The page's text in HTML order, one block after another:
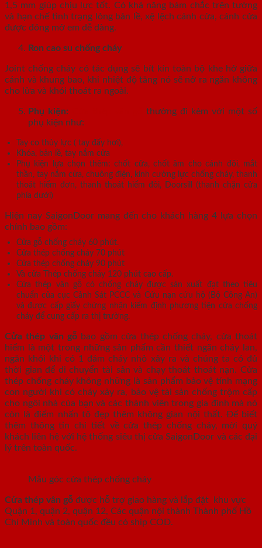
1,5 mm giúp chịu lực tốt. Có khả năng bám chắc trên tường
và hạn chế tình trạng lỏng bản lề, xệ lệch cánh cửa, cánh cửa
được đóng mở em dễ dàng.
Ron cao su chống cháy
Joint chống cháy có tác dụng sẽ bít kín toàn bộ khe hở giữa
cánh và khung bao, khi nhiệt độ tăng nó sẽ nở ra ngăn không
cho lửa và khói thoát ra ngoài.
Phụ kiện:
thường đi kèm với một số
phụ kiện như:
Tay co thủy lực ( tay đẩy hơi),
Khóa, bản lề, tay nắm cửa
Phụ kiện lựa chọn thêm: chốt cửa, chốt âm cho cánh đôi, mắt
thần, tay nắm cửa, chuông điện, kính cường lực chống cháy, thanh
thoát hiểm đơn, thanh thoát hiểm đôi, Doorsill (thanh chặn cửa
phía dưới)
Hiện nay SaigonDoor mang đến cho khách hàng 4 lựa chọn
chính bao gồm:
Cửa gỗ chống cháy 60 phút.
Cửa thép chống cháy 70 phút
Cửa thép chống cháy 90 phút
Và cửa Thép chống cháy 120 phút cao cấp.
Cửa thép vân gỗ có chống cháy được sản xuất đạt theo tiêu
chuẩn của cục Cảnh Sát PCCC và Cứu nạn cứu hộ (Bộ Công An)
và được cấp giấy chứng nhận kiểm định phương tiện cửa chống
cháy để cung cấp ra thị trường.
Cửa thép vân gỗ bao gồm cửa thép chống cháy, cửa thoát
hiểm là một trong những sản phẩm cần thiết ngăn cháy lan,
ngăn khói khi có 1 đám cháy nhỏ xảy ra và chúng ta có đủ
thời gian để di chuyển tài sản và chạy thoát thoát nạn. Cửa
thép chống cháy không những là sản phẩm bảo vệ tính mạng
con người khi có cháy xảy ra, bảo vệ tài sản chống trộm cấp
cho ngôi nhà của bạn và các thành viên trong gia đình mà nó
còn là điểm nhấn tô đẹp thêm không gian nội thất. Để biết
thêm thông tin chi tiết về cửa thép chống cháy, mời quý
khách liên hệ với hệ thống siêu thị cửa SaigonDoor và các đại
lý trên toàn quốc.
Mẫu góc cửa thép chống cháy
Cửa thép vân gỗ được hỗ trợ giao hàng và lắp đặt khu vực
Quận 1, quận 2, quận 12, Các quận nội thành Thành phố Hồ
Chí Minh và toàn quốc đều có ship COD.